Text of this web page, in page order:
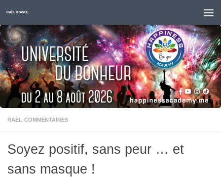
Skip to content
RAËL FRANCE
RAËL-COMMENTAIRES
Soyez positif, sans peur … et
sans masque !